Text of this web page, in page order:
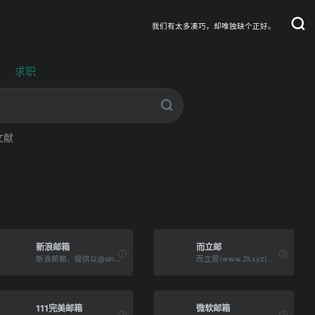
我们有太多凑巧，却唯独缺个正好。
求职
献
新浪邮箱
新浪邮箱，提供以@sina.com和@sina.cn为后缀的免费邮箱。2G超大附件和50M普通附件，容量5G至无限大，整合新浪微博应用，支持客户端收发，更加安全，更少垃圾邮件。
而立邮
而立居(www.2li.xyz)邮局
111完美邮箱 微软邮箱